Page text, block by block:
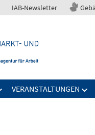
IAB-Newsletter
VERANSTALTUNGEN